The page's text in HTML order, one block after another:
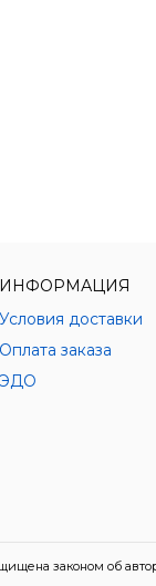
ИНФОРМАЦИЯ
Условия доставки
Оплата заказа
ЭДО
законом об